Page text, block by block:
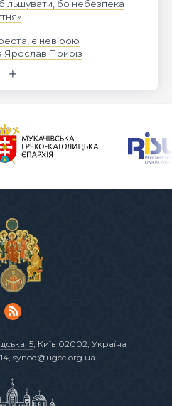
бо небезпека
є невірою
Ярослав Приріз
5 , Київ 02002, Україна
, synod@ugcc.org.ua